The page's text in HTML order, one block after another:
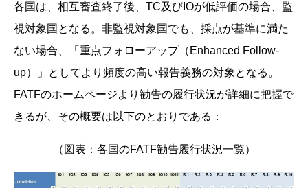
各国は、相互審査終了後、TC及びIOが低評価の場合、監
視対象国となる。非監視対象国でも、採点が基準に満た
ない場合、「重点フォローアップ（Enhanced Follow-
up）」としてより頻度の高い報告義務の対象となる。
FATFのホームページより勧告の履行状況が詳細に把握で
きるが、その概要は以下のとおりである：
（図表：各国のFATF勧告履行状況一覧）